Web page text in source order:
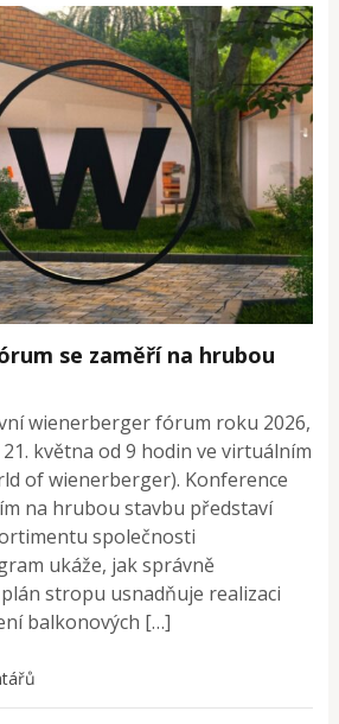
se zaměří na hrubou
wienerberger fórum roku 2026,
května od 9 hodin ve virtuálním
of wienerberger). Konference
na hrubou stavbu představí
společnosti
ukáže, jak správně
stropu usnadňuje realizaci
balkonových […]